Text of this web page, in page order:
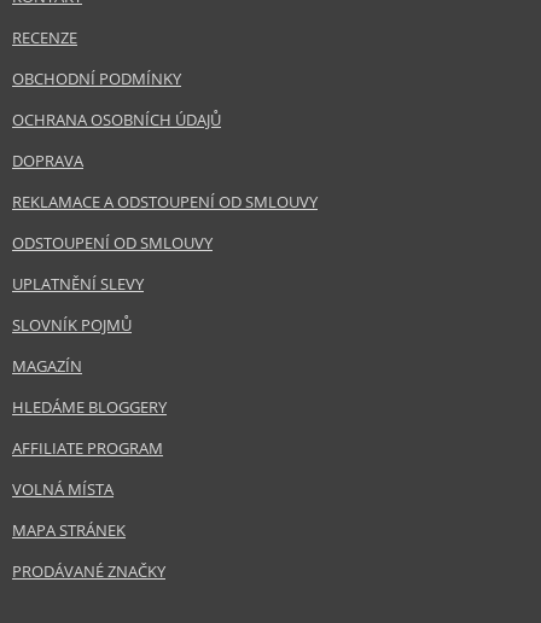
RECENZE
OBCHODNÍ PODMÍNKY
OCHRANA OSOBNÍCH ÚDAJŮ
DOPRAVA
REKLAMACE A ODSTOUPENÍ OD SMLOUVY
ODSTOUPENÍ OD SMLOUVY
UPLATNĚNÍ SLEVY
SLOVNÍK POJMŮ
MAGAZÍN
HLEDÁME BLOGGERY
AFFILIATE PROGRAM
VOLNÁ MÍSTA
MAPA STRÁNEK
PRODÁVANÉ ZNAČKY